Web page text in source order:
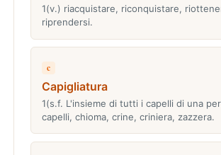
1(v.) riacquistare, riconquistare,
riprendersi.
c
Capigliatura
1(s.f. L'insieme di tutti i capelli di una
capelli, chioma, crine, criniera, zazzera.